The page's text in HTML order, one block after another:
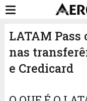
LATAM Pass
nas
e Credicard